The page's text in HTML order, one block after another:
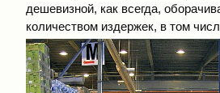
дешевизной, как всегда,
количеством издержек, в том